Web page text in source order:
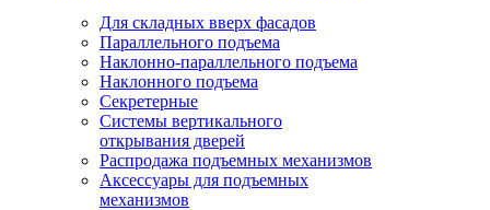
Для складных вверх фасадов
Параллельного подъема
Наклонно-параллельного подъема
Наклонного подъема
Секретерные
Системы вертикального
открывания дверей
Распродажа подъемных механизмов
Аксессуары для подъемных
механизмов